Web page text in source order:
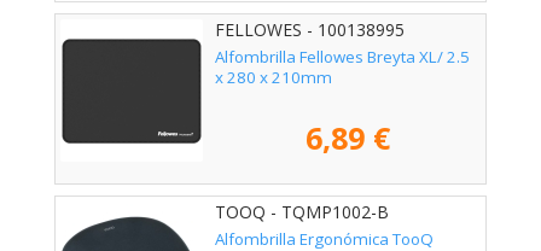
FELLOWES - 100138995
Alfombrilla Fellowes Breyta XL/ 2.5
x 280 x 210mm
6,89 €
TOOQ - TQMP1002-B
Alfombrilla Ergonómica TooQ